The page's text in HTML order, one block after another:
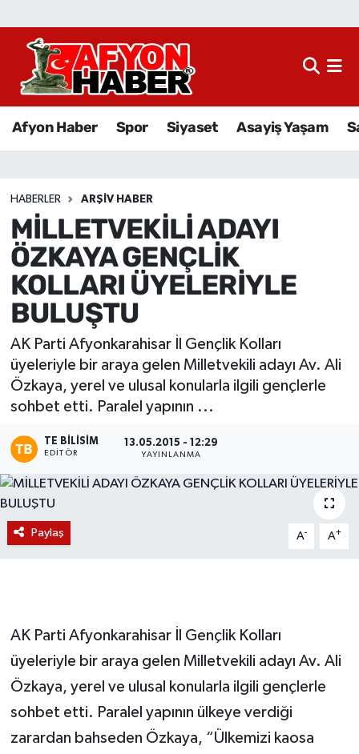
Afyon Haber Spor Siyaset Asayiş Yaşam
HABERLER ARŞIV HABER
MİLLETVEKİLİ ADAYI
ÖZKAYA GENÇLİK
KOLLARI ÜYELERİYLE
BULUŞTU
AK Parti Afyonkarahisar İl Gençlik Kolları
üyeleriyle bir araya gelen Milletvekili adayı Av. Ali
Özkaya, yerel ve ulusal konularla ilgili gençlerle
sohbet etti. Paralel yapının ...
TE BILISIM
EDITÖR
13.05.2015 - 12:29
YAYINLANMA
Paylaş A- A+
AK Parti Afyonkarahisar İl Gençlik Kolları
üyeleriyle bir araya gelen Milletvekili adayı Av. Ali
Özkaya, yerel ve ulusal konularla ilgili gençlerle
sohbet etti. Paralel yapının ülkeye verdiği
zarardan bahseden Özkaya, “Ülkemizi kaosa
Afyon Haber
Sağlık
Eğitim
Sivil Toplum
Ekonomi
Magazin